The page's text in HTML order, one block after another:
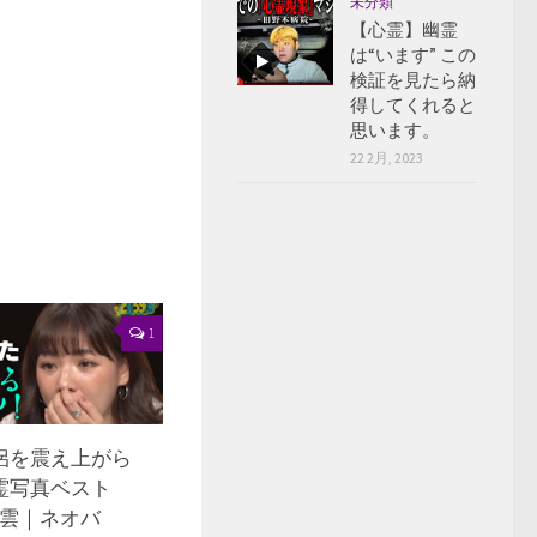
1
を震え上がら
写真ベスト
｜ネオバ
【心霊】幽霊
は“います” この
検証を見たら納
得してくれると
思います。
22 2月, 2023